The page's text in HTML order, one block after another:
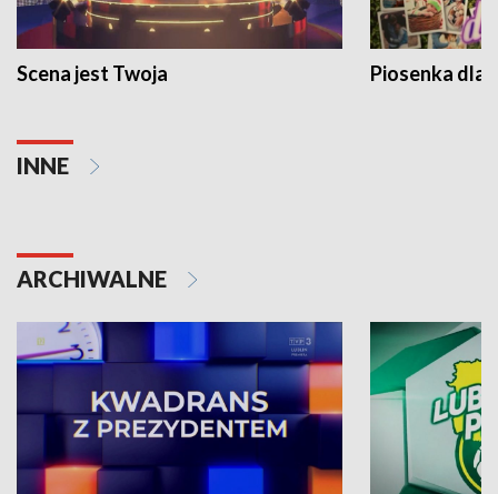
Scena jest Twoja Piosenka dla
INNE
ARCHIWALNE